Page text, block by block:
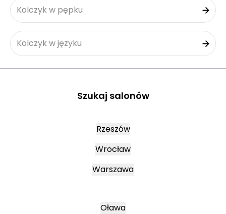
Kolczyk w pępku
Kolczyk w języku
Szukaj salonów
Rzeszów
Wrocław
Warszawa
Oława